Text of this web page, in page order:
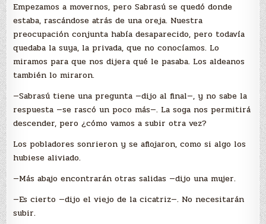
Empezamos a movernos, pero Sabrasú se quedó donde
estaba, rascándose atrás de una oreja. Nuestra
preocupación conjunta había desaparecido, pero todavía
quedaba la suya, la privada, que no conocíamos. Lo
miramos para que nos dijera qué le pasaba. Los aldeanos
también lo miraron.
—Sabrasú tiene una pregunta —dijo al final—, y no sabe la
respuesta —se rascó un poco más—. La soga nos permitirá
descender, pero ¿cómo vamos a subir otra vez?
Los pobladores sonrieron y se aflojaron, como si algo los
hubiese aliviado.
—Más abajo encontrarán otras salidas —dijo una mujer.
—Es cierto —dijo el viejo de la cicatriz—. No necesitarán
subir.